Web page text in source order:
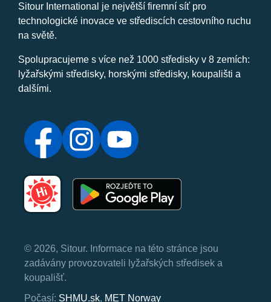
Sitour International je největší firemní síť pro
technologické inovace ve střediscích cestovního ruchu
na světě.
Spolupracujeme s více než 1000 středisky v 8 zemích:
lyžařskými středisky, horskými středisky, koupališti a
dalšími.
© 2026, Sitour. Informace na této stránce jsou
zadávány provozovateli lyžařských středisek a
koupališť.
Počasí: SHMU.sk, MET Norway